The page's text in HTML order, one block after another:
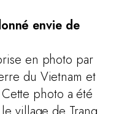
envie de
en photo par
du Vietnam et
photo a été